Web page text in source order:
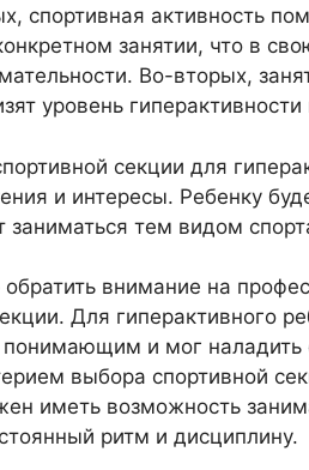
спортивная активность
занятии, что в
Во-вторых,
уровень
секции для
и интересы. Ребенку
заниматься тем видом
внимание на
Для гиперактивного
и мог наладить
выбора спортивной
иметь возможность
ритм и дисциплину.